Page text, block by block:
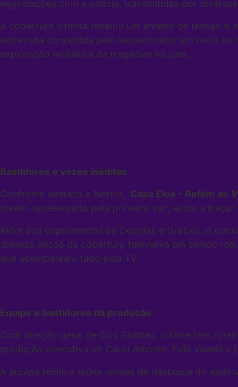
negociações com a polícia, transmitidas por
A cobertura intensa revelou um enredo de tensão e
entrevista concedida pelo sequestrador em meio
exploração midiática de tragédias no país.
Bastidores e vozes inéditas
Conforme destaca a Netflix, ‘Caso Eloá – Refém ao
jovem, apresentado pela primeira vez, ajuda a
Além dos depoimentos de Douglas e Grazieli, o
dilemas éticos da cobertura televisiva em tempo
que acompanhou tudo pela TV.
Equipe e bastidores da produção
Com direção geral de Cris Ghattas, o filme tem
produção executiva de Carol Amorim, Fabi Vanelli
A equipe técnica reúne nomes de destaque do